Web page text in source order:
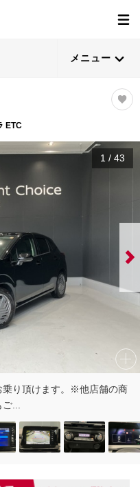
メニュー
ETC
1 / 43
乗り頂けます。※他店舗の商
...